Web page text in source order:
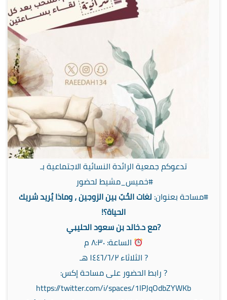
تدعوكم جمعية الرائدة النسائية الاجتماعية بـ
⁧‫#خميس_مشيط‬⁩⁩ لحضور ⁧‫
#مساحة‬⁩ بعنوان: ‏لغات الحُبّ بين الزوجين ، وماذا يُريد شريك
الحياة؟!
‏?️مع د.خالد بن سعود الحليبي
الساعة: ٨:٣٠ م
‏?️ الثلاثاء ١٤٤٦/٦/٢ هـ
‏? رابط الحضور على مساحة إكس:
https://twitter.com/i/spaces/1lPJqOdbZYWKb